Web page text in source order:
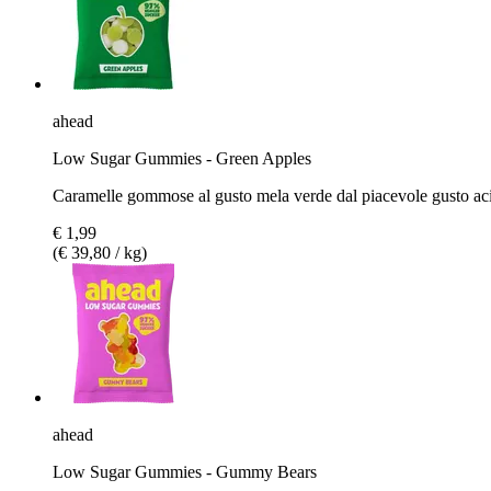
ahead
Low Sugar Gummies - Green Apples
Caramelle gommose al gusto mela verde dal piacevole gusto
€ 1,99
(€ 39,80 / kg)
ahead
Low Sugar Gummies - Gummy Bears